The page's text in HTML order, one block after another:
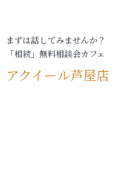
まずは話してみませんか？
「相続」無料相談会カフェ
アクイール芦屋店